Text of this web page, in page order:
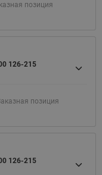
позиция
126-215
позиция
126-215